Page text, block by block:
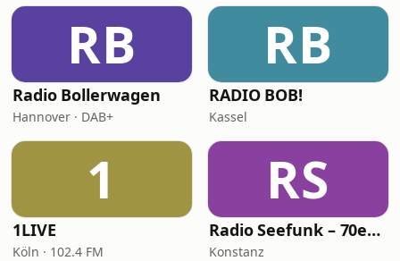
RB
Radio Bollerwagen
Hannover · DAB+
RB
RADIO BOB!
Kassel
1
1LIVE
Köln · 102.4 FM
RS
Radio Seefunk – 70er pur
Konstanz